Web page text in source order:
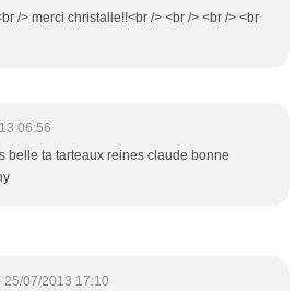
/> merci christalie!!<br /> <br /> <br /> <br
06:56
belle ta tarteaux reines claude bonne
25/07/2013 17:10